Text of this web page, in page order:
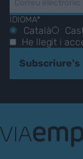
IDIOMA*
Català
He llegit i
Subscriure's